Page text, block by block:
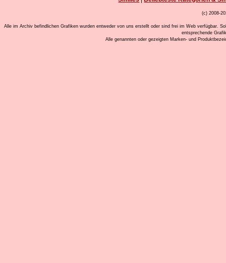
(c) 2008-
Alle im Archiv befindlichen Grafiken wurden entweder von uns erstellt oder sind frei im Web verfügbar.
entsprechende
Alle genannten oder gezeigten Marken- und